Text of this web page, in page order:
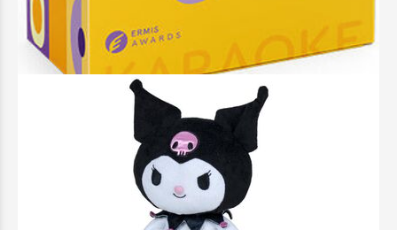
Άμεσα διαθέσιμο